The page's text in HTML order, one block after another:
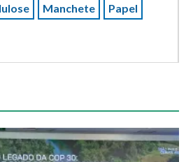
Manchete Papel